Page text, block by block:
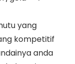
yang
kompetitif
anda